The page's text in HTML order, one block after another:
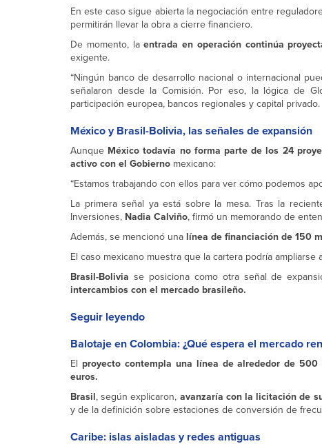
En este caso sigue abierta la negociación entre
permitirán llevar la obra a cierre financiero.
De momento, laentrada en operación continúa
exigente.
“Ningún banco de desarrollo nacional o internacional
señalaron desde la Comisión. Por eso, la lógica de
participación europea, bancos regionales y capital privado.
México y Brasil-Bolivia, las señales de expansión
Aunque México todavía no forma parte de los 24
activo con el Gobierno mexicano:
“Estamos trabajando con ellos para ver cómo podemos
La primera señal ya está sobre la mesa. Tras la
Inversiones, Nadia Calviño, firmó un memorando de
Además, se mencionó una línea de financiación de 150
El caso mexicano muestra que la cartera podría
Brasil-Bolivia se posiciona como otra señal de
intercambios con el mercado brasileño.
Seguir leyendo
Balotaje en Colombia: ¿Qué espera el mercado
El proyecto contempla una línea de alrededor de
euros.
Brasil, según explicaron, avanzaría con la licitación de
y de la definición sobre estaciones de conversión de
Caribe: islas aisladas y redes antiguas